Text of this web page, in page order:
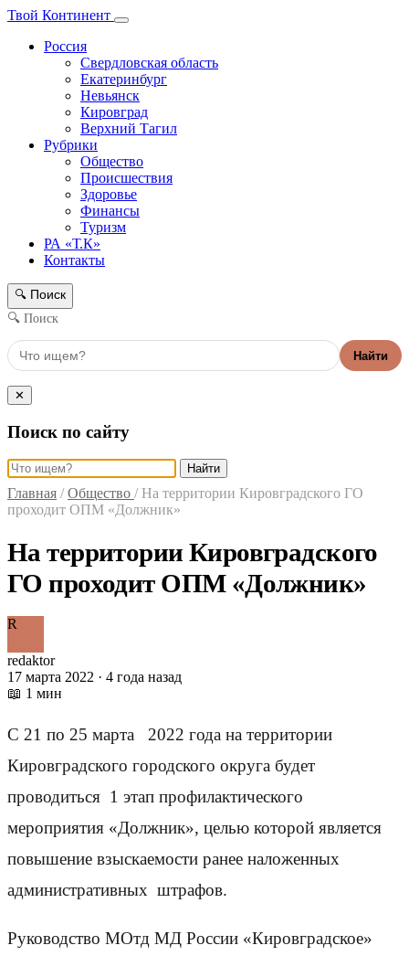
Твой Континент
Россия
Свердловская область
Екатеринбург
Невьянск
Кировград
Верхний Тагил
Рубрики
Общество
Происшествия
Здоровье
Финансы
Туризм
РА «Т.К»
Контакты
🔍 Поиск
🔍 Поиск
Найти
✕
Поиск по сайту
Найти
Главная / Общество / На территории Кировградского ГО
проходит ОПМ «Должник»
На территории Кировградского
ГО проходит ОПМ «Должник»
R
redaktor
17 марта 2022 · 4 года назад
📖 1 мин
С 21 по 25 марта 2022 года на территории
Кировградского городского округа будет
проводиться 1 этап профилактического
мероприятия «Должник», целью которой является
повышение взыскаемости ранее наложенных
административных штрафов.
Руководство МОтд МД России «Кировградское»